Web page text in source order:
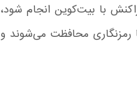
با بیت‌کوین انجام شود،
رمزنگاری محافظت می‌شوند و